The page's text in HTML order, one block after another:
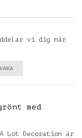
vi dig när
med
A Lot Decoration är